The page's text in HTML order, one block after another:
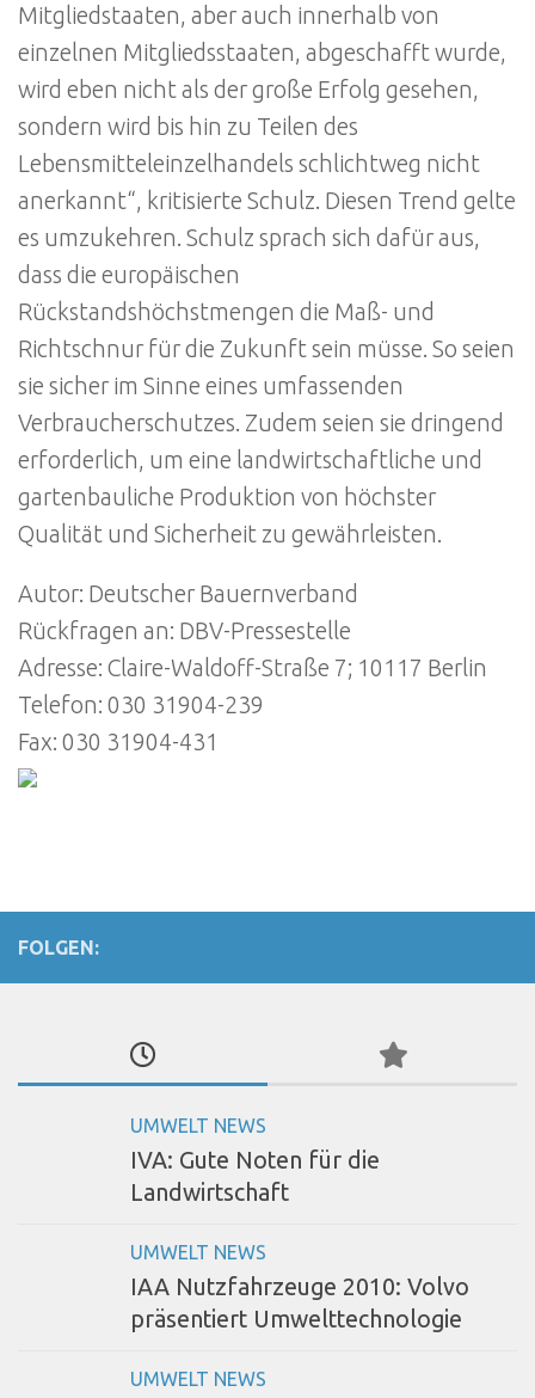
Mitgliedstaaten, aber auch innerhalb von
einzelnen Mitgliedsstaaten, abgeschafft wurde,
wird eben nicht als der große Erfolg gesehen,
sondern wird bis hin zu Teilen des
Lebensmitteleinzelhandels schlichtweg nicht
anerkannt“, kritisierte Schulz. Diesen Trend gelte
es umzukehren. Schulz sprach sich dafür aus,
dass die europäischen
Rückstandshöchstmengen die Maß- und
Richtschnur für die Zukunft sein müsse. So seien
sie sicher im Sinne eines umfassenden
Verbraucherschutzes. Zudem seien sie dringend
erforderlich, um eine landwirtschaftliche und
gartenbauliche Produktion von höchster
Qualität und Sicherheit zu gewährleisten.
Autor: Deutscher Bauernverband
Rückfragen an: DBV-Pressestelle
Adresse: Claire-Waldoff-Straße 7; 10117 Berlin
Telefon: 030 31904-239
Fax: 030 31904-431
FOLGEN:
UMWELT NEWS
IVA: Gute Noten für die
Landwirtschaft
UMWELT NEWS
IAA Nutzfahrzeuge 2010: Volvo
präsentiert Umwelttechnologie
UMWELT NEWS